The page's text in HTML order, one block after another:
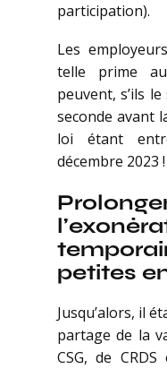
participation).
Les
telle prime
peuvent, s’ils
seconde avant
loi étant
décembre 2023 !
petites
Jusqu’alors, il
partage de la
CSG, de